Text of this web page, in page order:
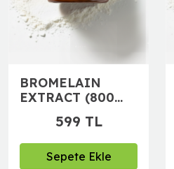
BROMELAIN
EXTRACT (800
599 TL
Sepete Ekle